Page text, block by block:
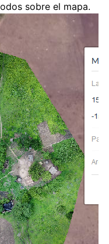
sobre el mapa.